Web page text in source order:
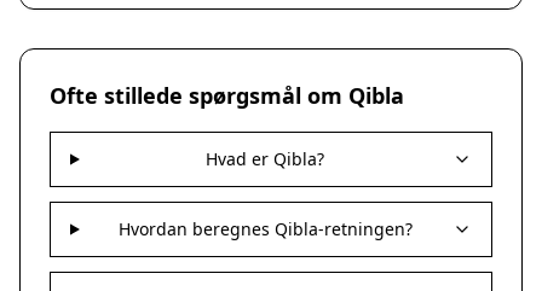
Kalundborg
Korsør
Nykøbing Sjælland
Præstø
Sorø
Stege
Svendstrup
Vordingborg
Assens
Ofte stillede spørgsmål om Qibla
Hvad er Qibla?
Hvordan beregnes Qibla-retningen?